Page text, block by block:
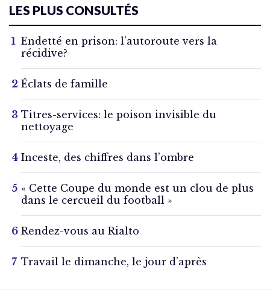
LES PLUS CONSULTÉS
Endetté en prison: l’autoroute vers la
récidive?
Éclats de famille
Titres-services: le poison invisible du
nettoyage
Inceste, des chiffres dans l’ombre
« Cette Coupe du monde est un clou de plus
dans le cercueil du football »
Rendez-vous au Rialto
Travail le dimanche, le jour d’après